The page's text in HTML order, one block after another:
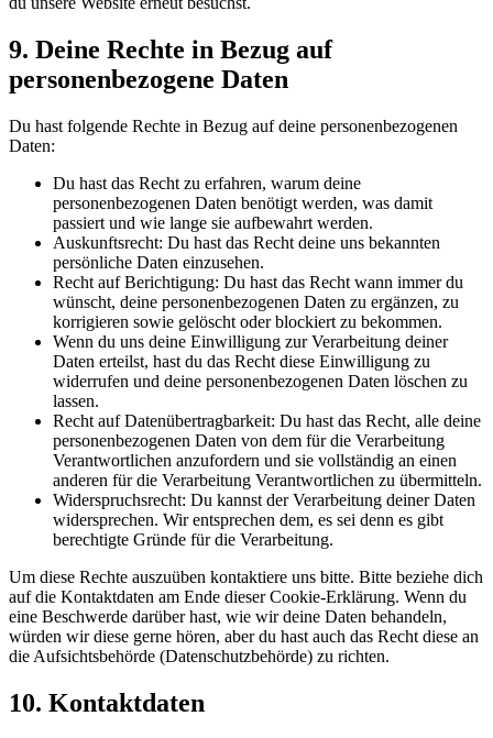
9. Deine Rechte in Bezug auf
personenbezogene Daten
Du hast folgende Rechte in Bezug auf deine personenbezogenen
Daten:
Du hast das Recht zu erfahren, warum deine
personenbezogenen Daten benötigt werden, was damit
passiert und wie lange sie aufbewahrt werden.
Auskunftsrecht: Du hast das Recht deine uns bekannten
persönliche Daten einzusehen.
Recht auf Berichtigung: Du hast das Recht wann immer du
wünscht, deine personenbezogenen Daten zu ergänzen, zu
korrigieren sowie gelöscht oder blockiert zu bekommen.
Wenn du uns deine Einwilligung zur Verarbeitung deiner
Daten erteilst, hast du das Recht diese Einwilligung zu
widerrufen und deine personenbezogenen Daten löschen zu
lassen.
Recht auf Datenübertragbarkeit: Du hast das Recht, alle deine
personenbezogenen Daten von dem für die Verarbeitung
Verantwortlichen anzufordern und sie vollständig an einen
anderen für die Verarbeitung Verantwortlichen zu übermitteln.
Widerspruchsrecht: Du kannst der Verarbeitung deiner Daten
widersprechen. Wir entsprechen dem, es sei denn es gibt
berechtigte Gründe für die Verarbeitung.
Um diese Rechte auszuüben kontaktiere uns bitte. Bitte beziehe dich
auf die Kontaktdaten am Ende dieser Cookie-Erklärung. Wenn du
eine Beschwerde darüber hast, wie wir deine Daten behandeln,
würden wir diese gerne hören, aber du hast auch das Recht diese an
die Aufsichtsbehörde (Datenschutzbehörde) zu richten.
10. Kontaktdaten